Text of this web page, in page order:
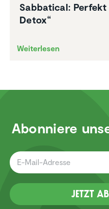
Sabba­tical:
Detox“
Weiterlesen
Abonniere
Jetzt